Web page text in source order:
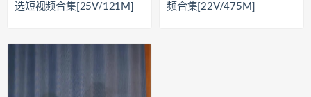
选短视频合集[25V/121M]
频合集[22V/475M]